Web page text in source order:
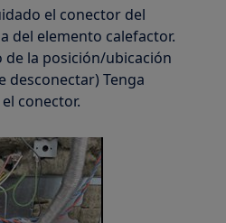
el conector del
del elemento calefactor.
de la posición/ubicación
desconectar) Tenga
conector.